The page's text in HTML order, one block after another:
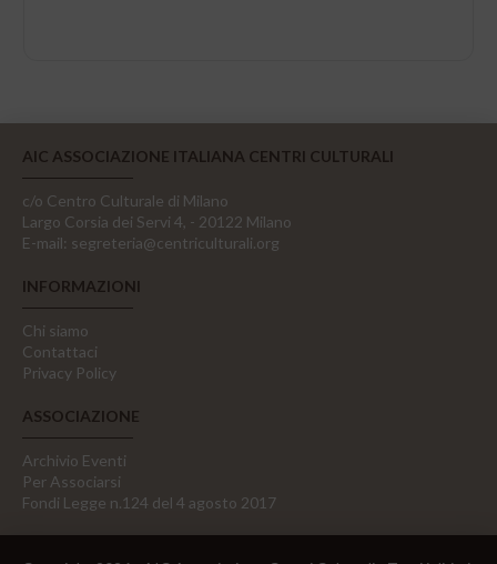
AIC ASSOCIAZIONE ITALIANA CENTRI CULTURALI
c/o Centro Culturale di Milano
Largo Corsia dei Servi 4, - 20122 Milano
E-mail: segreteria@centriculturali.org
INFORMAZIONI
Chi siamo
Contattaci
Privacy Policy
ASSOCIAZIONE
Archivio Eventi
Per Associarsi
Fondi Legge n.124 del 4 agosto 2017